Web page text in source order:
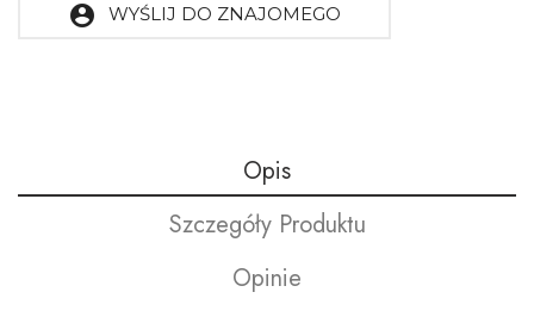
account_circle WYŚLIJ DO ZNAJOMEGO
Opis
Szczegóły Produktu
Opinie